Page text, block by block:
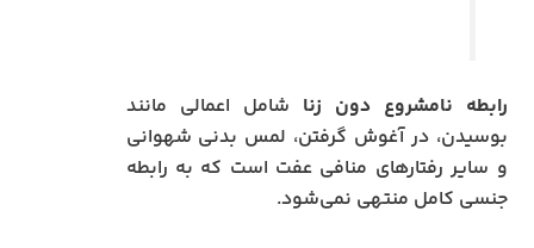
رابطه نامشروع دون زنا شامل اعمالی مانند
بوسیدن، در آغوش گرفتن، لمس بدنی شهوانی
و سایر رفتارهای منافی عفت است که به رابطه
جنسی کامل منتهی نمی‌شود.